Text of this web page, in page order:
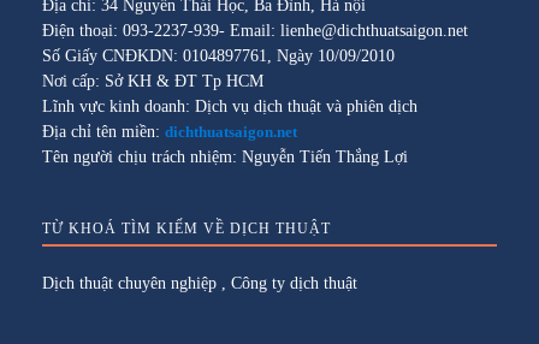
Địa chỉ: 34 Nguyễn Thái Học, Ba Đình, Hà nội
Điện thoại: 093-2237-939- Email: lienhe@dichthuatsaigon.net
Số Giấy CNĐKDN: 0104897761, Ngày 10/09/2010
Nơi cấp: Sở KH & ĐT Tp HCM
Lĩnh vực kinh doanh: Dịch vụ dịch thuật và phiên dịch
Địa chỉ tên miền: dichthuatsaigon.net
Tên người chịu trách nhiệm: Nguyễn Tiến Thắng Lợi
TỪ KHOÁ TÌM KIẾM VỀ DỊCH THUẬT
Dịch thuật chuyên nghiệp , Công ty dịch thuật